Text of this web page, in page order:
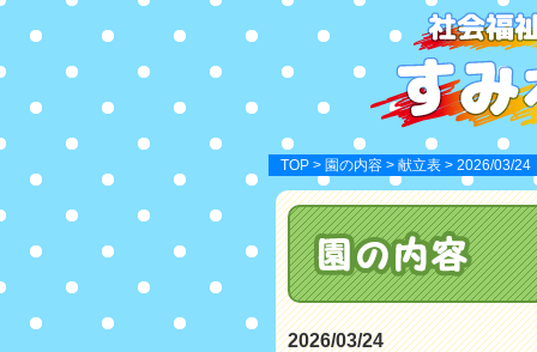
TOP > 園の内容 > 献立表 > 2026/03/24
2026/03/24